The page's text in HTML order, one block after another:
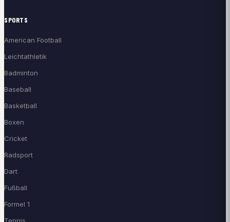
SPORTS
American Football
Leichtathletik
Badminton
Baseball
Basketball
Boxen
Cricket
Radsport
Dart
Fußball
Formel 1